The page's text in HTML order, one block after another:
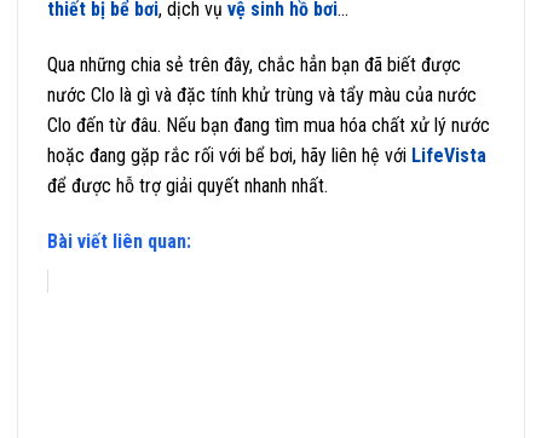
thiết bị bể bơi, dịch vụ vệ sinh hồ bơi…
Qua những chia sẻ trên đây, chắc hẳn bạn đã biết được
nước Clo là gì và đặc tính khử trùng và tẩy màu của nước
Clo đến từ đâu. Nếu bạn đang tìm mua hóa chất xử lý nước
hoặc đang gặp rắc rối với bể bơi, hãy liên hệ với LifeVista
để được hỗ trợ giải quyết nhanh nhất.
Bài viết liên quan: